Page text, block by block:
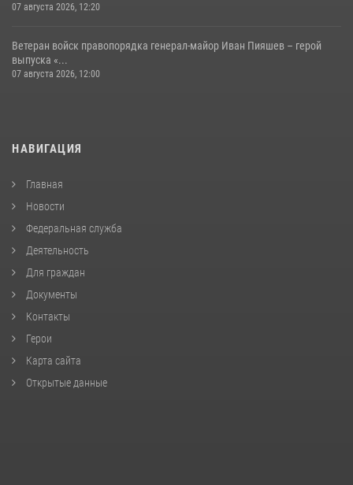
07 августа 2026, 12:20
Ветеран войск правопорядка генерал-майор Иван Пияшев – герой
выпуска «...
07 августа 2026, 12:00
НАВИГАЦИЯ
Главная
Новости
Федеральная служба
Деятельность
Для граждан
Документы
Контакты
Герои
Карта сайта
Открытые данные